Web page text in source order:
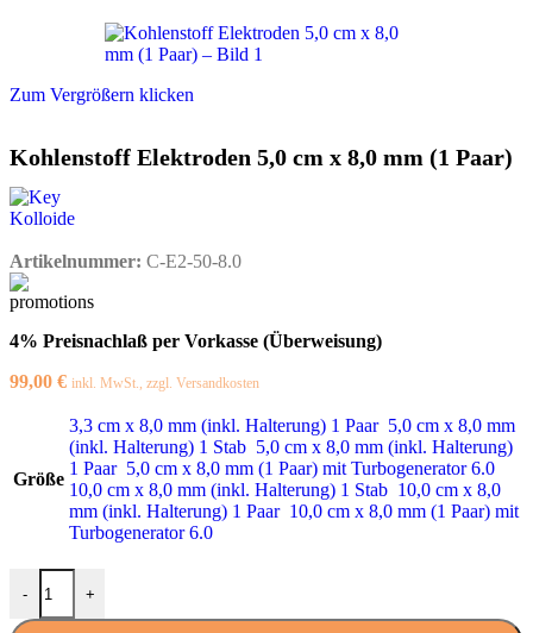
Zum Vergrößern klicken
Kohlenstoff Elektroden 5,0 cm x 8,0 mm (1 Paar)
Artikelnummer: C-E2-50-8.0
4% Preisnachlaß per Vorkasse (Überweisung)
99,00 € inkl. MwSt., zzgl. Versandkosten
Größe
3,3 cm x 8,0 mm (inkl. Halterung) 1 Paar 5,0 cm x 8,0 mm
(inkl. Halterung) 1 Stab 5,0 cm x 8,0 mm (inkl. Halterung)
1 Paar 5,0 cm x 8,0 mm (1 Paar) mit Turbogenerator 6.0
10,0 cm x 8,0 mm (inkl. Halterung) 1 Stab 10,0 cm x 8,0
mm (inkl. Halterung) 1 Paar 10,0 cm x 8,0 mm (1 Paar) mit
Turbogenerator 6.0
- +